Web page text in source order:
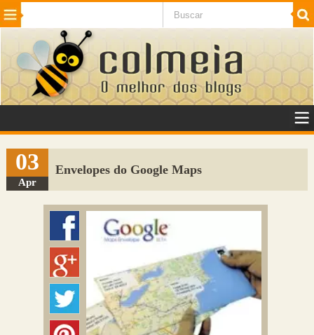
Beleza Cinema e TV
Internet Jogos NotÃ­cias SaÃºde
VeÃ­culos Adulto
Sugerir Link
Adicionar Blog
Colmeia Exchange
03
Apr
Envelopes do Google Maps